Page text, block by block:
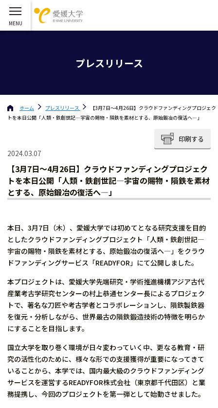
プレスリリース
ホーム プレスリリース
【3月7日～4月26日】クラウドファンディングプロジェク
トを本日公開「人類・鉄創世記―宇宙の賜物・隕鉄を素材とする、原始鍛冶の復活へ―」
印刷する
2024.03.07
【3月7日～4月26日】クラウドファンディングプロジェク
トを本日公開「人類・鉄創世記―宇宙の賜物・隕鉄を素材
とする、原始鍛冶の復活へ―」
本日、3月7日（木）、愛媛大学では初めてとなる研究支援を目的
としたクラウドファンディングプロジェクト「人類・鉄創世記―
宇宙の賜物・隕鉄を素材とする、原始鍛冶の復活へ―」をクラウ
ドファンディングサービス「READYFOR」にて公開しました。
本プロジェクトは、愛媛大学先端研究・学術推進機構アジア古代
産業考古学研究センターの村上恭通センター長によるプロジェク
トで、著名な刀匠や考古学者とコラボレーションし、隕鉄製鉄器
を復元・分析しながら、世界最古の隕鉄鍛造技術の特徴を明らか
にすることを目指します。
国立大学を取り巻く環境が日々変わっていく中、更なる教育・研
究の活性化のために、様々な形での支援獲得が重要になってきて
いることから、本学では、国内最大級のクラウドファンディング
サービスを運営するREADYFOR株式会社（東京都千代田区）と業
務提携し、今回のプロジェクトを第一弾として始動させました。